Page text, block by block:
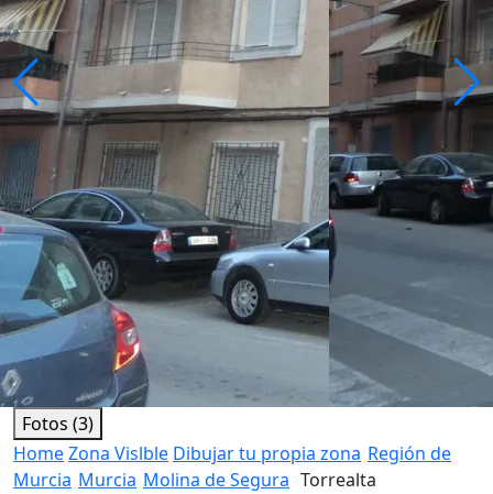
Fotos (3)
HomeZona Vislble Dibujar tu propia zona Región de
Murcia Murcia Molina de Segura Torrealta